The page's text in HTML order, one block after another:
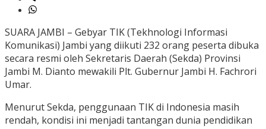
SUARA JAMBI – Gebyar TIK (Tekhnologi Informasi
Komunikasi) Jambi yang diikuti 232 orang peserta dibuka
secara resmi oleh Sekretaris Daerah (Sekda) Provinsi
Jambi M. Dianto mewakili Plt. Gubernur Jambi H. Fachrori
Umar.
Menurut Sekda, penggunaan TIK di Indonesia masih
rendah, kondisi ini menjadi tantangan dunia pendidikan